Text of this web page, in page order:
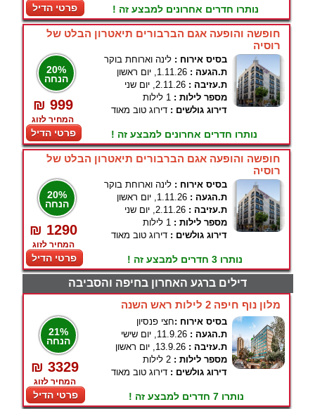
פרטי הדיל נותרו חדרים אחרונים למבצע זה !
חופשה והופעה אגם הברבורים תיאטרון הבלט של
רוסיה
20%
הנחה
₪ 999
המחיר לזוג
פרטי הדיל
בסיס אירוח : לינה וארוחת בוקר
ת.הגעה : 1.11.26, יום ראשון
ת.עזיבה : 2.11.26, יום שני
מספר לילות : 1 לילות
דירוג גולשים : דירוג טוב מאוד
נותרו חדרים אחרונים למבצע זה !
חופשה והופעה אגם הברבורים תיאטרון הבלט של
רוסיה
20%
הנחה
₪ 1290
המחיר לזוג
פרטי הדיל
בסיס אירוח : לינה וארוחת בוקר
ת.הגעה : 1.11.26, יום ראשון
ת.עזיבה : 2.11.26, יום שני
מספר לילות : 1 לילות
דירוג גולשים : דירוג טוב מאוד
נותרו 3 חדרים למבצע זה !
דילים ברגע האחרון בחיפה והסביבה
מלון נוף חיפה 2 לילות ראש השנה
21%
הנחה
₪ 3329
המחיר לזוג
פרטי הדיל
בסיס אירוח :חצי פנסיון
ת.הגעה : 11.9.26, יום שישי
ת.עזיבה : 13.9.26, יום ראשון
מספר לילות : 2 לילות
דירוג גולשים : דירוג טוב מאוד
נותרו 7 חדרים למבצע זה !